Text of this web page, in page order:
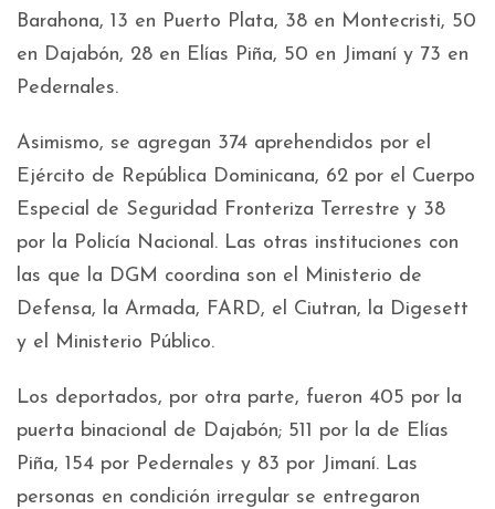
Barahona, 13 en Puerto Plata, 38 en Montecristi, 50
en Dajabón, 28 en Elías Piña, 50 en Jimaní y 73 en
Pedernales.
Asimismo, se agregan 374 aprehendidos por el
Ejército de República Dominicana, 62 por el Cuerpo
Especial de Seguridad Fronteriza Terrestre y 38
por la Policía Nacional. Las otras instituciones con
las que la DGM coordina son el Ministerio de
Defensa, la Armada, FARD, el Ciutran, la Digesett
y el Ministerio Público.
Los deportados, por otra parte, fueron 405 por la
puerta binacional de Dajabón; 511 por la de Elías
Piña, 154 por Pedernales y 83 por Jimaní. Las
personas en condición irregular se entregaron